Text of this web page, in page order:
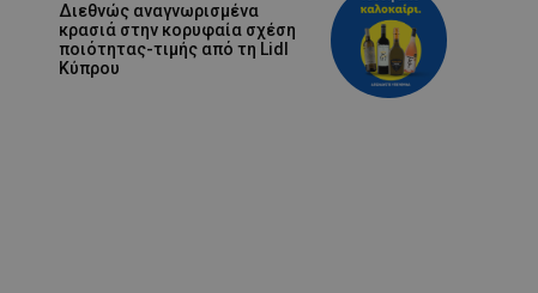
Διεθνώς αναγνωρισμένα
κρασιά στην κορυφαία σχέση
ποιότητας-τιμής από τη Lidl
Κύπρου